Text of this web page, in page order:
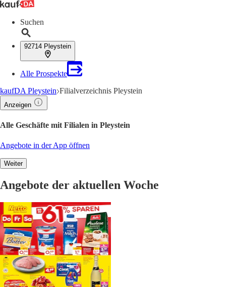
Suchen
92714 Pleystein
Alle Prospekte
kaufDA Pleystein Filialverzeichnis Pleystein
Anzeigen
Alle Geschäfte mit Filialen in Pleystein
Angebote in der App öffnen
Weiter
Angebote der aktuellen Woche